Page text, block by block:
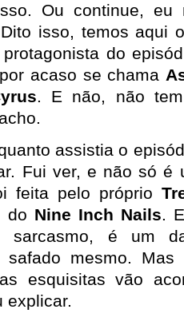
Ou continue, eu
isso, temos aqui
do
acaso se chama
. E não, não
assistia o
Fui ver, e não só
feita pelo próprio
do Nine Inch Nails.
é um
safado mesmo.
esquisitas vão
explicar.